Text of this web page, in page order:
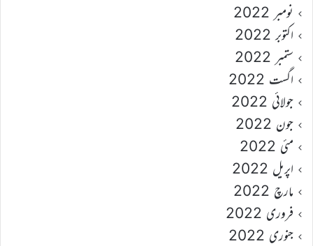
نومبر 2022
اکتوبر 2022
ستمبر 2022
اگست 2022
جولائی 2022
جون 2022
مئی 2022
اپریل 2022
مارچ 2022
فروری 2022
جنوری 2022